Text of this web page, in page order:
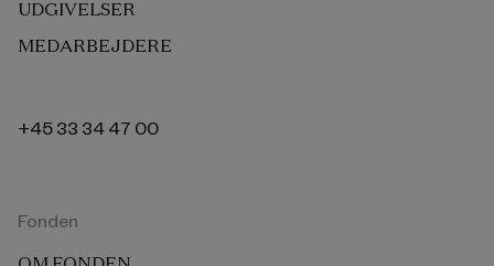
UDGIVELSER
MEDARBEJDERE
+45 33 34 47 00
Fonden